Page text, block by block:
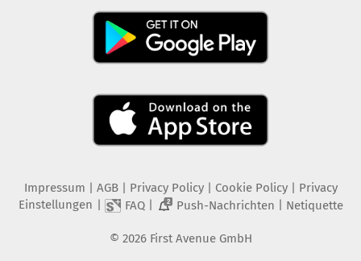
Impressum AGB Privacy Policy| Cookie Policy| Privacy
Einstellungen
FAQ| 2 Push-Nachrichten Netiquette
© 2026 First Avenue GmbH